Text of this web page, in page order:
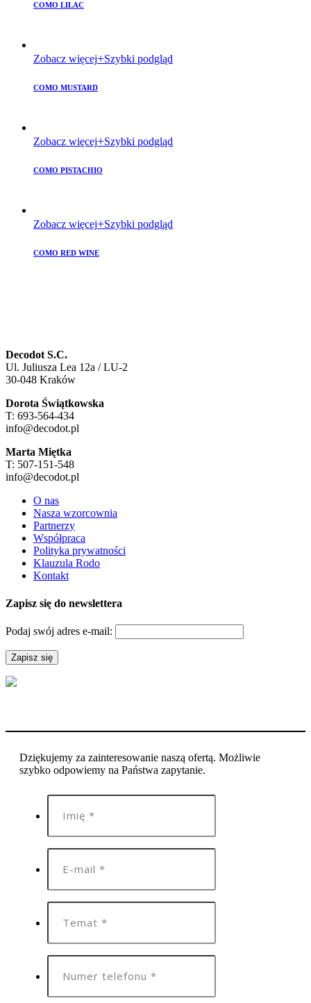
COMO LILAC
Zobacz więcej Szybki podgląd
COMO MUSTARD
Zobacz więcej Szybki podgląd
COMO PISTACHIO
Zobacz więcej Szybki podgląd
COMO RED WINE
Decodot S.C.
Ul. Juliusza Lea 12a / LU-2
30-048 Kraków
Dorota Świątkowska
T: 693-564-434
info@decodot.pl
Marta Miętka
T: 507-151-548
info@decodot.pl
O nas
Nasza wzorcownia
Partnerzy
Współpraca
Polityka prywatności
Klauzula Rodo
Kontakt
Zapisz się do newslettera
Podaj swój adres e-mail:
Dziękujemy za zainteresowanie naszą ofertą. Możliwie
szybko odpowiemy na Państwa zapytanie.